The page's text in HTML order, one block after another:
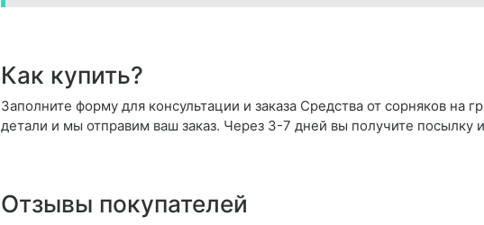
Как купить?
Заполните форму для консультации и заказа Средства от сорняков на
детали и мы отправим ваш заказ. Через 3-7 дней вы получите посылку
Отзывы покупателей